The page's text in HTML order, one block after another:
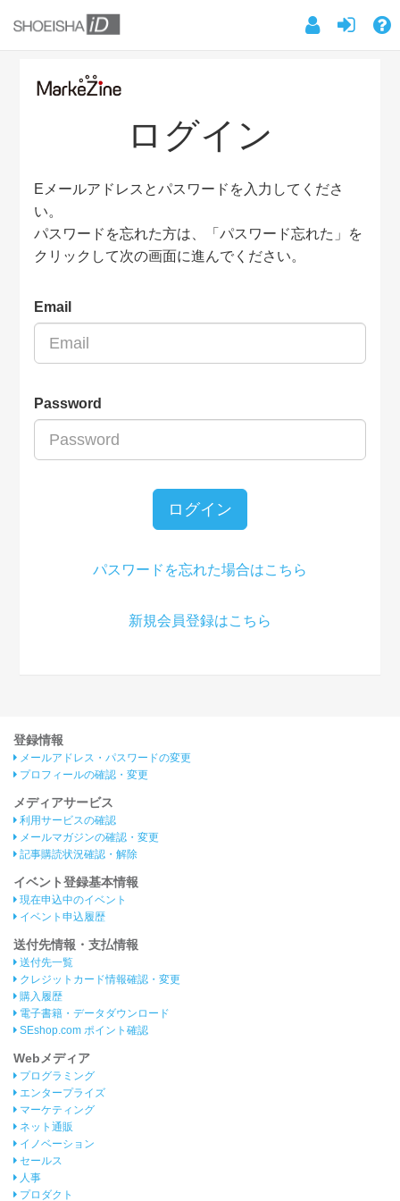
ログイン
Eメールアドレスとパスワードを入力してくださ
い。
パスワードを忘れた方は、「パスワード忘れた」を
クリックして次の画面に進んでください。
Email
Password
ログイン
パスワードを忘れた場合はこちら
新規会員登録はこちら
登録情報
メールアドレス・パスワードの変更
プロフィールの確認・変更
メディアサービス
利用サービスの確認
メールマガジンの確認・変更
記事購読状況確認・解除
イベント登録基本情報
現在申込中のイベント
イベント申込履歴
送付先情報・支払情報
送付先一覧
クレジットカード情報確認・変更
購入履歴
電子書籍・データダウンロード
SEshop.com ポイント確認
Webメディア
プログラミング
エンタープライズ
マーケティング
ネット通販
イノベーション
セールス
人事
プロダクト